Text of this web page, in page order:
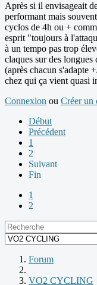
Après si il envisageait
performant mais
cyclos de 4h ou +
esprit "toujours à
à un tempo pas trop
claques sur des
(après chacun s'adapte
chez qui ça vient quasi
Connexion ou Créer un
Début
Précédent
1
2
Suivant
Fin
1
2
Forum
VO2 CYCLING